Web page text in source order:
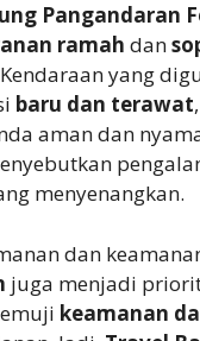
Pangandaran
ramah dan
yang
baru dan terawat
aman dan
menyenangkan.
dan
juga menjadi
keamanan